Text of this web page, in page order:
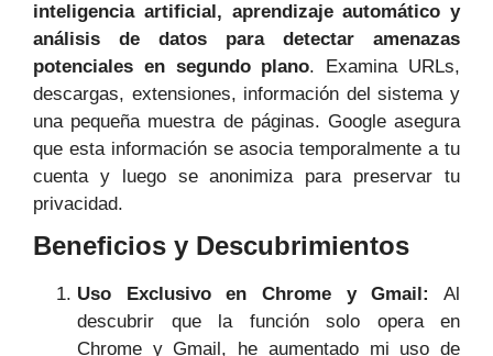
inteligencia artificial, aprendizaje automático y
análisis de datos para detectar amenazas
potenciales en segundo plano. Examina URLs,
descargas, extensiones, información del sistema y
una pequeña muestra de páginas. Google asegura
que esta información se asocia temporalmente a tu
cuenta y luego se anonimiza para preservar tu
privacidad.
Beneficios y Descubrimientos
Uso Exclusivo en Chrome y Gmail:
Al
descubrir que la función solo opera en
Chrome y Gmail, he aumentado mi uso de